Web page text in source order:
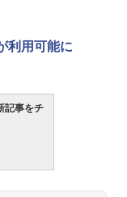
利用可能に
記事をチ